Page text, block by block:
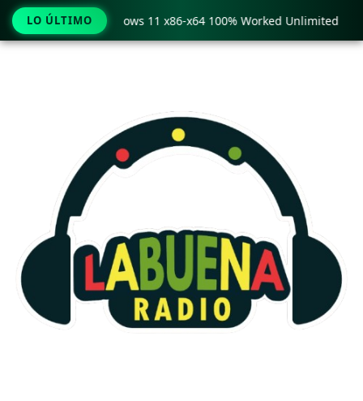
Ir
LO ÚLTIMO
Crack only Windows 11 x86-x64 100% Worked Unlimited